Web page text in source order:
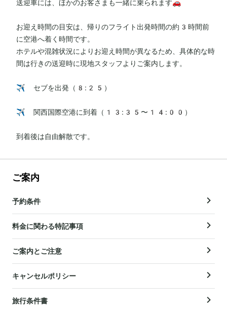
送迎車には、ほかのお客さまも一緒に乗られます🚗
お迎え時間の目安は、帰りのフライト出発時間の約3時間前
に空港へ着く時間です。
ホテルや混雑状況によりお迎え時間が異なるため、具体的な時
間は行きの送迎時に現地スタッフよりご案内します。
✈️ セブを出発（8:25）
✈️ 関西国際空港に到着（13:35〜14:00）
到着後は自由解散です。
ご案内
予約条件
料金に関わる特記事項
ご案内とご注意
キャンセルポリシー
旅行条件書